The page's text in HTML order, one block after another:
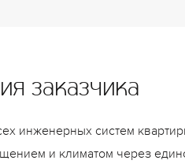
заказчика
инженерных систем
и климатом через